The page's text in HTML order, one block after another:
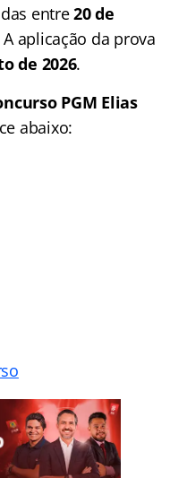
entre20 de
A aplicação da prova
de 2026.
PGM Elias
abaixo: